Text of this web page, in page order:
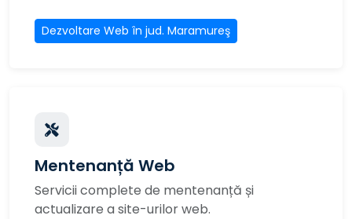
Dezvoltare Web în jud. Maramureş
Mentenanță Web
Servicii complete de mentenanță și
actualizare a site-urilor web.